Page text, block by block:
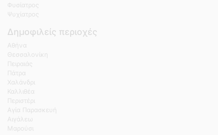
Φυσίατρος
Ψυχίατρος
Δημοφιλείς περιοχές
Αθήνα
Θεσσαλονίκη
Πειραιάς
Πάτρα
Χαλάνδρι
Καλλιθέα
Περιστέρι
Αγία Παρασκευή
Αιγάλεω
Μαρούσι